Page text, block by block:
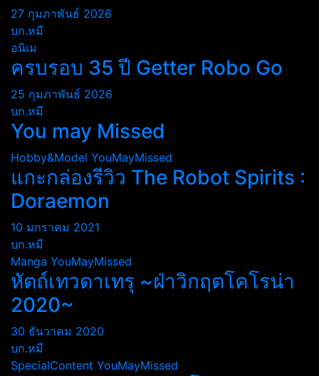
27 กุมภาพันธ์ 2026
บก.หมี
อนิเม
ครบรอบ 35 ปี Getter Robo Go
25 กุมภาพันธ์ 2026
บก.หมี
You may Missed
Hobby&Model YouMayMissed
แกะกล่องรีวิว The Robot Spirits :
Doraemon
10 มกราคม 2021
บก.หมี
Manga YouMayMissed
หัตถ์เทวดาเทรุ ~ฝ่าวิกฤตโคโรน่า
2020~
30 ธันวาคม 2020
บก.หมี
SpecialContent YouMayMissed